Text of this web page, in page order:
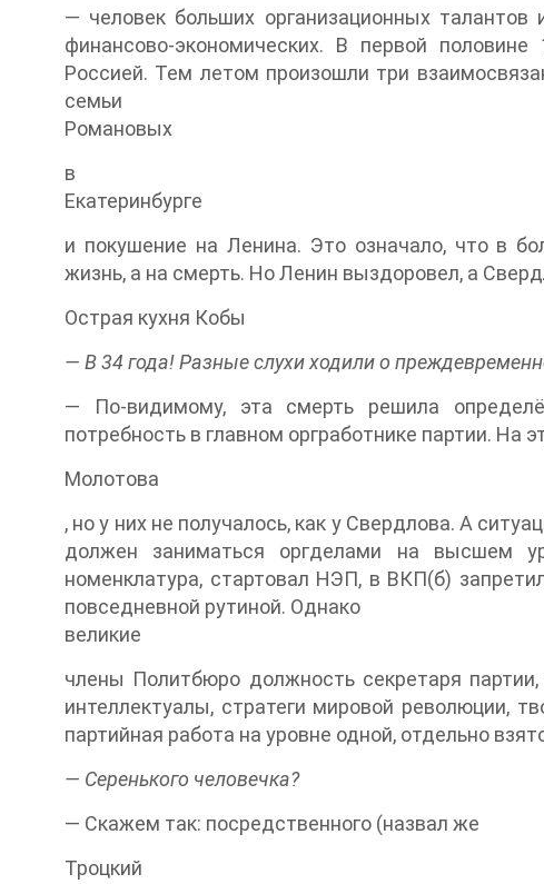
— человек больших организационных талантов
финансово-экономических. В первой
Россией. Тем летом произошли три
семьи
Романовых
в
Екатеринбурге
и покушение на Ленина. Это означало, что в
жизнь, а на смерть. Но Ленин выздоровел, а
Острая кухня Кобы
— В 34 года! Разные слухи ходили о
— По-видимому, эта смерть решила
потребность в главном оргработнике партии.
Молотова
, но у них не получалось, как у Свердлова. А
должен заниматься оргделами на высшем
номенклатура, стартовал НЭП, в ВКП(б)
повседневной рутиной. Однако
великие
члены Политбюро должность секретаря
интеллектуалы, стратеги мировой революции,
партийная работа на уровне одной, отдельно
— Серенького человечка?
— Скажем так: посредственного (назвал же
Троцкий